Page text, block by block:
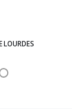
LOURDES